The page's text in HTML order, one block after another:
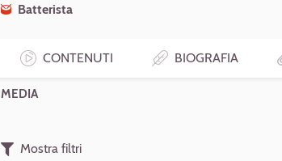
Batterista
CONTENUTI BIOGRAFIA
MEDIA
Mostra filtri